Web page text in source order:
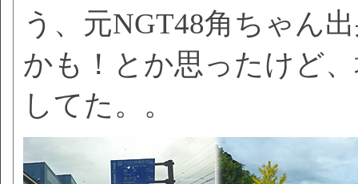
う、元NGT48角ちゃん
かも！とか思ったけど
してた。。